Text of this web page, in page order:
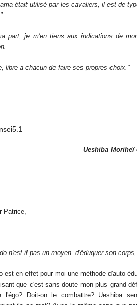
était utilisé par les cavaliers, il est de
part, je m'en tiens aux indications de
libre a chacun de faire ses propres choix. "
Ueshiba
Patrice,
n'est il pas un moyen d'éduquer son
est en effet pour moi une méthode d'auto-
que c'est sans doute mon plus grand
l'égo? Doit-on le combattre? Ueshiba